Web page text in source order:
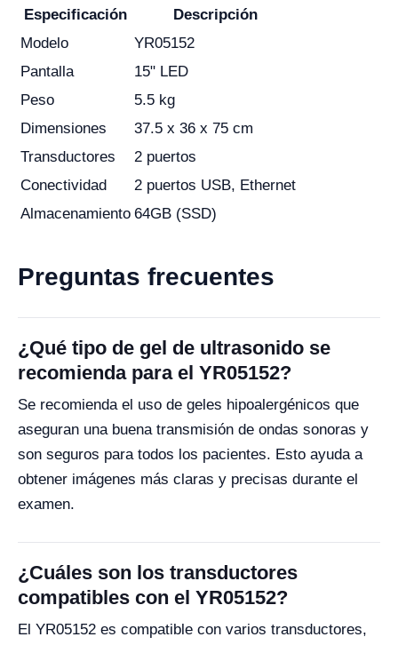
Especificación
Descripción
Modelo
YR05152
Pantalla
15" LED
Peso
5.5 kg
Dimensiones
37.5 x 36 x 75 cm
Transductores
2 puertos
Conectividad
2 puertos USB, Ethernet
Almacenamiento 64GB (SSD)
Preguntas frecuentes
¿Qué tipo de gel de ultrasonido se
recomienda para el YR05152?
Se recomienda el uso de geles hipoalergénicos que
aseguran una buena transmisión de ondas sonoras y
son seguros para todos los pacientes. Esto ayuda a
obtener imágenes más claras y precisas durante el
examen.
¿Cuáles son los transductores
compatibles con el YR05152?
El YR05152 es compatible con varios transductores,